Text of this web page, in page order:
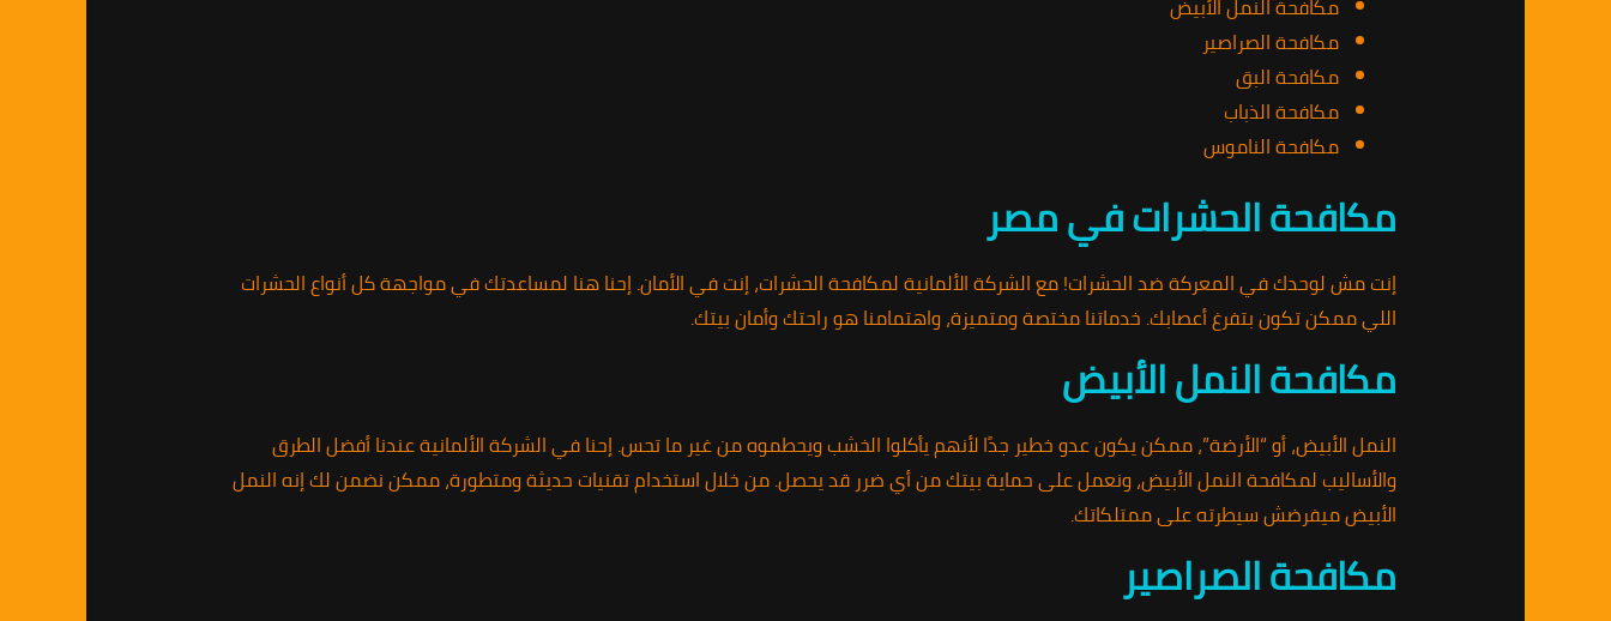
مكافحة الصراصير
مكافحة البق
مكافحة الذباب
مكافحة الناموس
مكافحة الحشرات في مصر
إنت مش لوحدك في المعركة ضد الحشرات! مع الشركة الألمانية لمكافحة الحشرات، إنت في الأمان. إحنا هنا لمساعدتك في مواجهة كل أنواع الحشرات
اللي ممكن تكون بتفرغ أعصابك. خدماتنا مختصة ومتميزة، واهتمامنا هو راحتك وأمان بيتك.
مكافحة النمل الأبيض
النمل الأبيض، أو “الأرضة”، ممكن يكون عدو خطير جدًا لأنهم يأكلوا الخشب ويحطموه من غير ما تحس. إحنا في الشركة الألمانية عندنا أفضل الطرق
والأساليب لمكافحة النمل الأبيض، ونعمل على حماية بيتك من أي ضرر قد يحصل. من خلال استخدام تقنيات حديثة ومتطورة، ممكن نضمن لك إنه النمل
الأبيض ميفرضش سيطرته على ممتلكاتك.
مكافحة الصراصير